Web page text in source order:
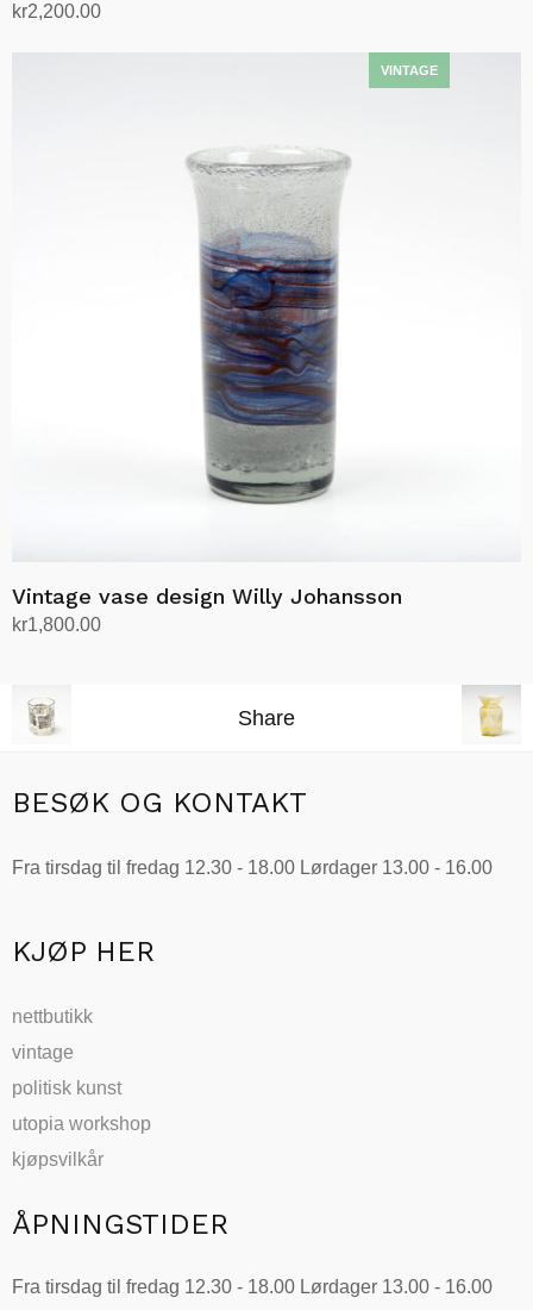
kr2,200.00
Vintage vase design Willy Johansson
kr1,800.00
Share
BESØK OG KONTAKT
Fra tirsdag til fredag 12.30 - 18.00 Lørdager 13.00 - 16.00
KJØP HER
nettbutikk
vintage
politisk kunst
utopia workshop
kjøpsvilkår
ÅPNINGSTIDER
Fra tirsdag til fredag 12.30 - 18.00 Lørdager 13.00 - 16.00